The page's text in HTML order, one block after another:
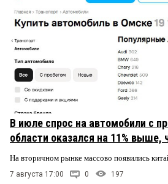
В июле спрос на автомобили с
области оказался на 11% выше,
На вторичном рынке массово появились
7 августа 17:00 0 197